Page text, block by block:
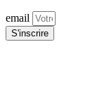
email
S'inscrire